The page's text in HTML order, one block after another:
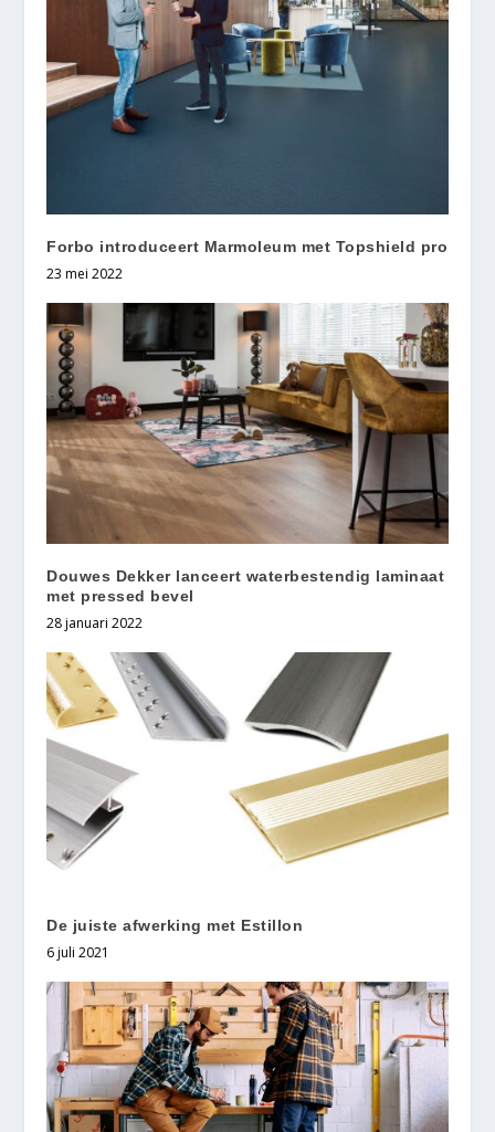
Forbo introduceert Marmoleum met Topshield pro
23 mei 2022
Douwes Dekker lanceert waterbestendig laminaat
met pressed bevel
28 januari 2022
De juiste afwerking met Estillon
6 juli 2021